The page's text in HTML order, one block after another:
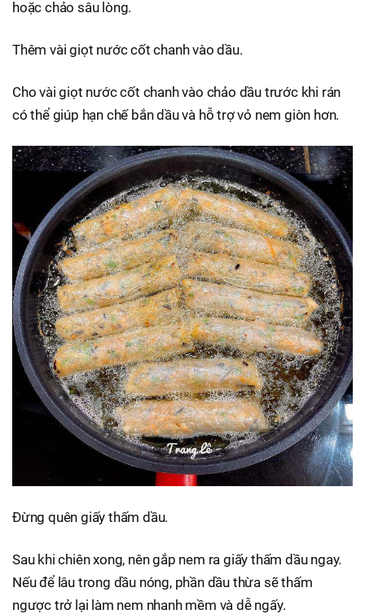
hoặc chảo sâu lòng.
Thêm vài giọt nước cốt chanh vào dầu.
Cho vài giọt nước cốt chanh vào chảo dầu trước khi rán
có thể giúp hạn chế bắn dầu và hỗ trợ vỏ nem giòn hơn.
Đừng quên giấy thấm dầu.
Sau khi chiên xong, nên gắp nem ra giấy thấm dầu ngay.
Nếu để lâu trong dầu nóng, phần dầu thừa sẽ thấm
ngược trở lại làm nem nhanh mềm và dễ ngấy.